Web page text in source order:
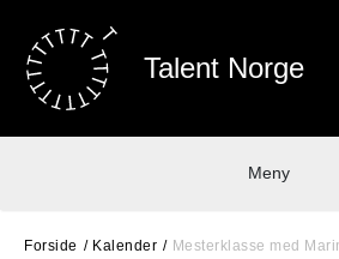
Talent Norge
Meny
Forside Kalender Mesterklasse med